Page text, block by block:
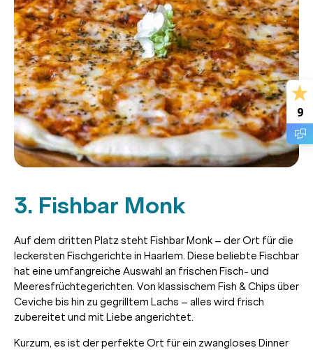
3. Fishbar Monk
Auf dem dritten Platz steht Fishbar Monk – der Ort für die
leckersten Fischgerichte in Haarlem. Diese beliebte Fischbar
hat eine umfangreiche Auswahl an frischen Fisch- und
Meeresfrüchtegerichten. Von klassischem Fish & Chips über
Ceviche bis hin zu gegrilltem Lachs – alles wird frisch
zubereitet und mit Liebe angerichtet.
Kurzum, es ist der perfekte Ort für ein zwangloses Dinner
9